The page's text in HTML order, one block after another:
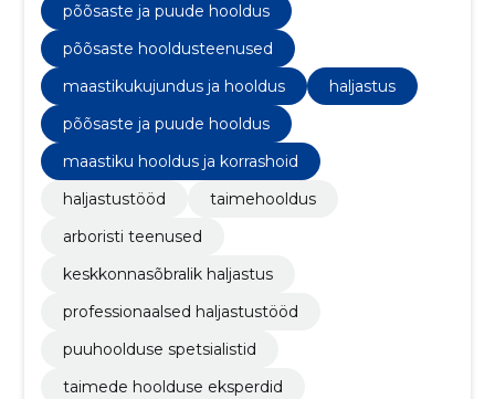
põõsaste ja puude hooldus
põõsaste hooldusteenused
maastikukujundus ja hooldus
haljastus
põõsaste ja puude hooldus
maastiku hooldus ja korrashoid
haljastustööd
taimehooldus
arboristi teenused
keskkonnasõbralik haljastus
professionaalsed haljastustööd
puuhoolduse spetsialistid
taimede hoolduse eksperdid